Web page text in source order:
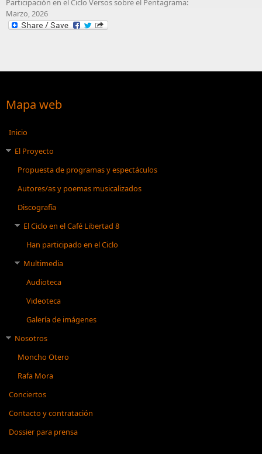
Marzo, 2026
Mapa web
Inicio
El Proyecto
Propuesta de programas y espectáculos
Autores/as y poemas musicalizados
Discografía
El Ciclo en el Café Libertad 8
Han participado en el Ciclo
Multimedia
Audioteca
Videoteca
Galería de imágenes
Nosotros
Moncho Otero
Rafa Mora
Conciertos
Contacto y contratación
Dossier para prensa